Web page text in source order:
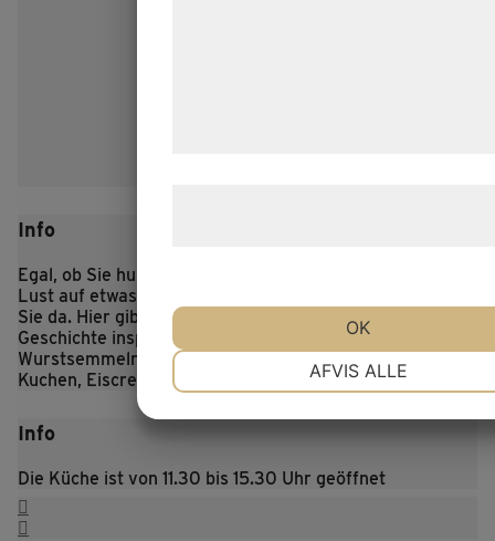
Info
Egal, ob Sie hungrig oder durstig sind oder einfach nur
Lust auf etwas Süßes haben, das Café Hvidesøhus ist für
Sie da. Hier gibt es köstliche Gerichte, die von der
Geschichte inspiriert sind, sowie belegte Brötchen,
Wurstsemmeln, alkoholfreie Getränke, Bier, Kaffee,
Kuchen, Eiscreme und mehr.
Info
Die Küche ist von 11.30 bis 15.30 Uhr geöffnet
AFVIS ALLE
OK